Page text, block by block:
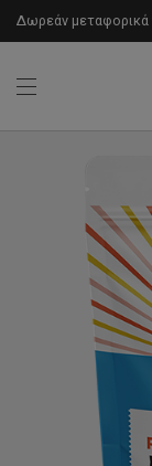
Δωρεάν μεταφορικά